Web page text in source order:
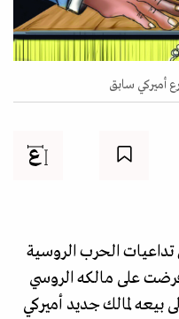
أميركي سابق
الحرب الروسية
فرضت على مالكه الروسي
بيعه لمالك جديد أميركي